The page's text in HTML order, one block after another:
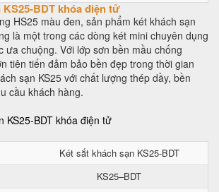
BDT khóa điện tử
HS25 màu đen, sản phẩm két khách sạn
là một trong các dòng két mini chuyên dụng
ưa chuộng. Với lớp sơn bền mầu chống
tiên tiến đảm bảo bền đẹp trong thời gian
sạn KS25 với chất lượng thép dầy, bền
cầu khách hàng.
Két sắt khách sạn KS25-BDT
KS25–BDT